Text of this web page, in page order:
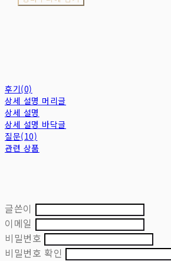
후기(0)
상세 설명 머리글
상세 설명
상세 설명 바닥글
질문(10)
관련 상품
글쓴이
이메일
비밀번호
비밀번호 확인